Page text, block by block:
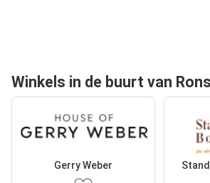
Winkels in de buurt van
Gerry Weber